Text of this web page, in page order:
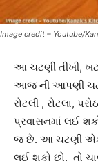
Image credit – Youtube/
આ ચટણી તીખી, ખટ
આજ ની આપણી
રોટલી , રોટલા,
પ્રવાસનમાં લઈ
જ છે. આ ચટણી એક
લઈ શકો છો. તો